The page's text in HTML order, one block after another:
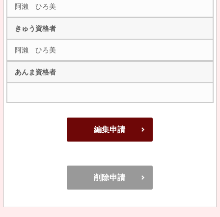
阿瀨 ひろ美
きゅう資格者
阿瀨 ひろ美
あんま資格者
編集申請
削除申請